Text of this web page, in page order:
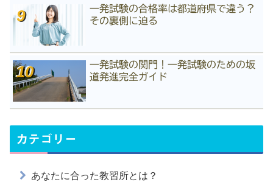
一発試験の合格率は都道府県で違う？
その裏側に迫る
一発試験の関門！一発試験のための坂
道発進完全ガイド
カテゴリー
あなたに合った教習所とは？